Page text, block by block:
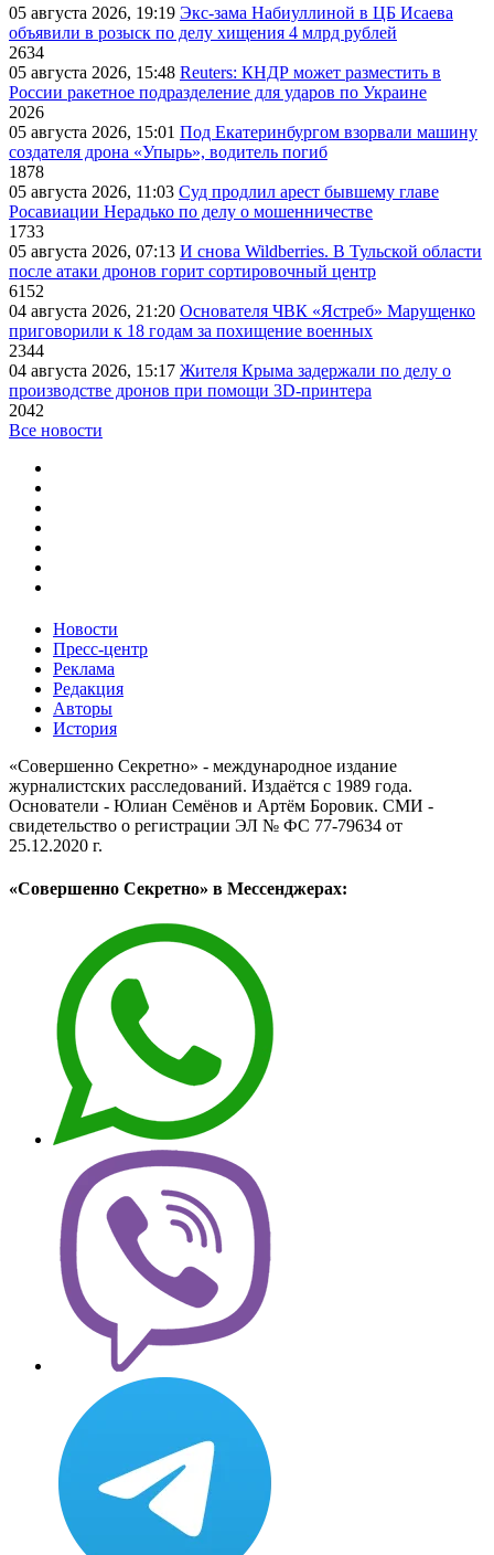
05 августа 2026, 19:19 Экс-зама Набиуллиной в ЦБ Исаева
объявили в розыск по делу хищения 4 млрд рублей
2634
05 августа 2026, 15:48 Reuters: КНДР может разместить в
России ракетное подразделение для ударов по Украине
2026
05 августа 2026, 15:01 Под Екатеринбургом взорвали машину
создателя дрона «Упырь», водитель погиб
1878
05 августа 2026, 11:03 Суд продлил арест бывшему главе
Росавиации Нерадько по делу о мошенничестве
1733
05 августа 2026, 07:13 И снова Wildberries. В Тульской области
после атаки дронов горит сортировочный центр
6152
04 августа 2026, 21:20 Основателя ЧВК «Ястреб» Марущенко
приговорили к 18 годам за похищение военных
2344
04 августа 2026, 15:17 Жителя Крыма задержали по делу о
производстве дронов при помощи 3D‑принтера
2042
Все новости
Новости
Пресс-центр
Реклама
Редакция
Авторы
История
«Совершенно Секретно» - международное издание
журналистских расследований. Издаётся с 1989 года.
Основатели - Юлиан Семёнов и Артём Боровик. CМИ -
свидетельство о регистрации ЭЛ № ФС 77-79634 от
25.12.2020 г.
«Совершенно Секретно» в Мессенджерах: